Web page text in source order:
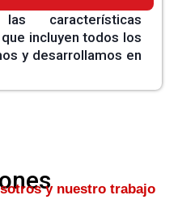
características
incluyen todos los
y desarrollamos en
y nuestro trabajo